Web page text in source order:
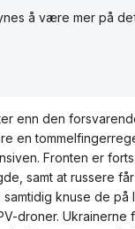
å være mer på
enn den
en
Fronten er
samt at russere
knuse de på
droner. Ukrainerne